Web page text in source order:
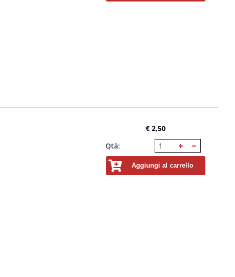
€ 2,50
Qtà:
Aggiungi al carrello